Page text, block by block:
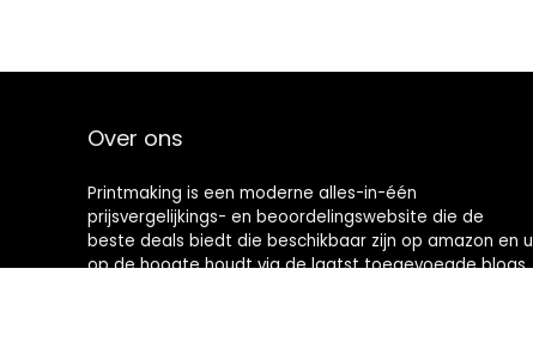
Over ons
Printmaking is een moderne alles-in-één
prijsvergelijkings- en beoordelingswebsite die de
beste deals biedt die beschikbaar zijn op amazon en u
op de hoogte houdt via de laatst toegevoegde blogs.